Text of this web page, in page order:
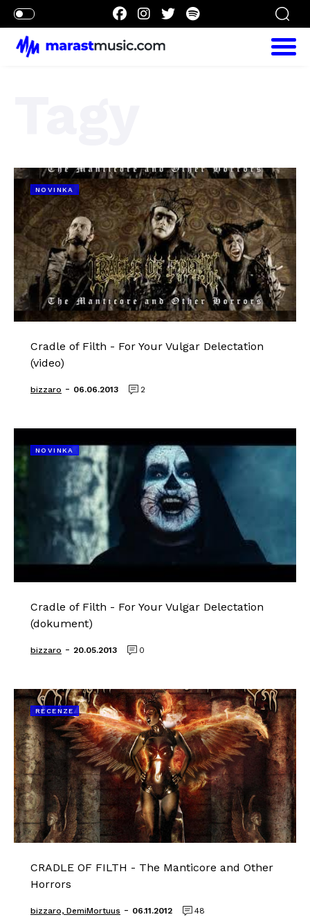
NOVINKA
Cradle of Filth - For Your Vulgar Delectation
(video)
bizzaro - 06.06.2013 2
NOVINKA
Cradle of Filth - For Your Vulgar Delectation
(dokument)
bizzaro - 20.05.2013 0
RECENZE
CRADLE OF FILTH - The Manticore and Other
Horrors
bizzaro, DemiMortuus - 06.11.2012 48